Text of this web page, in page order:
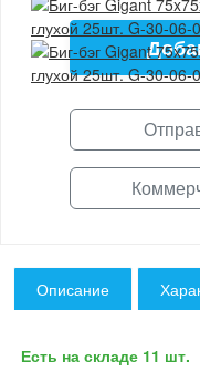
Описание
Есть на складе 11 шт.